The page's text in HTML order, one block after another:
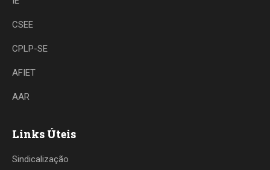
CSEE
CPLP-SE
AFIET
AAR
Links Úteis
Sindicalização